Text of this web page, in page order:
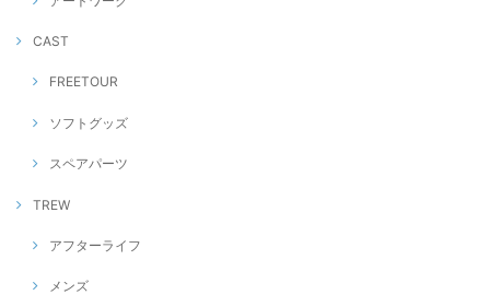
CAST
FREETOUR
ソフトグッズ
スペアパーツ
TREW
アフターライフ
メンズ